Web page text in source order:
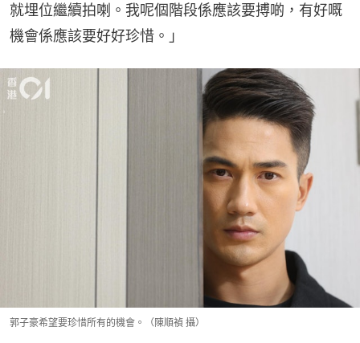
就埋位繼續拍喇。我呢個階段係應該要搏啲，有好嘅
機會係應該要好好珍惜。」
郭子豪希望要珍惜所有的機會。（陳順禎 攝）